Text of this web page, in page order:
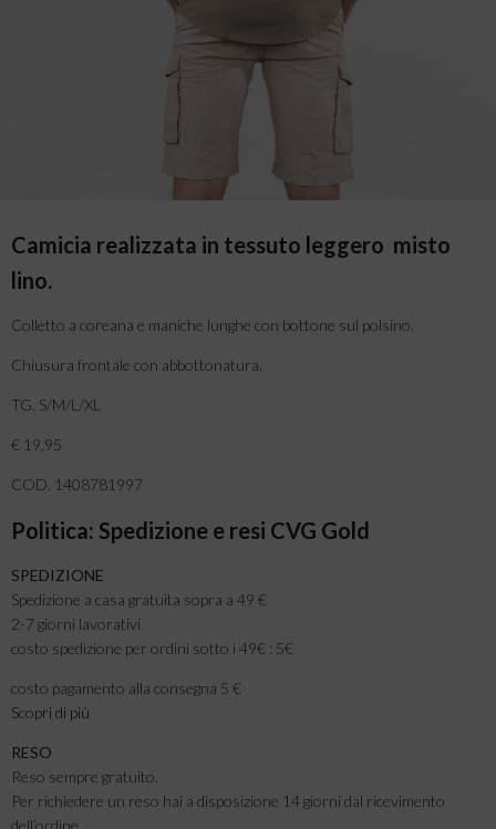
Camicia realizzata in tessuto leggero misto
lino.
Colletto a coreana e maniche lunghe con bottone sul polsino.
Chiusura frontale con abbottonatura.
TG. S/M/L/XL
€ 19,95
COD. 1408781997
Politica: Spedizione e resi CVG Gold
SPEDIZIONE
Spedizione a casa gratuita sopra a 49 €
2-7 giorni lavorativi
costo spedizione per ordini sotto i 49€ : 5€
costo pagamento alla consegna 5 €
Scopri di più
RESO
Reso sempre gratuito.
Per richiedere un reso hai a disposizione 14 giorni dal ricevimento
dell’ordine.